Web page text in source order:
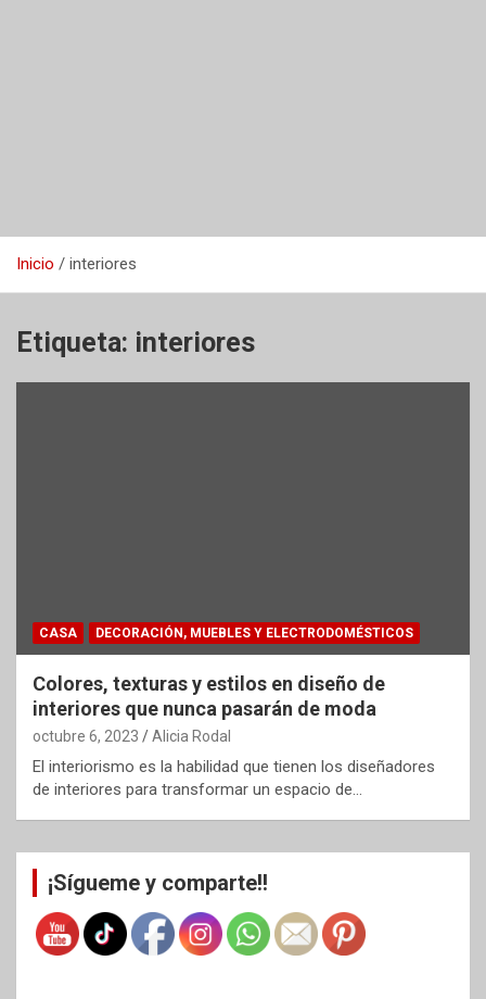
Inicio interiores
Etiqueta: interiores
CASA DECORACIÓN, MUEBLES Y ELECTRODOMÉSTICOS
Colores, texturas y estilos en diseño de
interiores que nunca pasarán de moda
octubre 6, 2023 Alicia Rodal
El interiorismo es la habilidad que tienen los diseñadores
de interiores para transformar un espacio de…
¡Sígueme y comparte!!